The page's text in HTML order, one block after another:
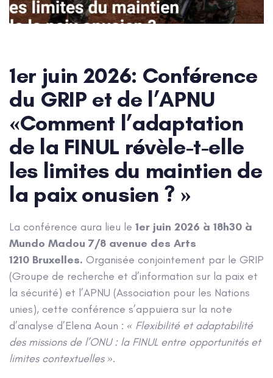
1er juin 2026: Conférence
du GRIP et de l’APNU
«Comment l’adaptation
de la FINUL révèle-t-elle
les limites du maintien de
la paix onusien ? »
La conférence aura lieu le 1er juin 2026 à 18h30 à
Mundo Madou 7/8 avenue des Arts
1210 Bruxelles. Organisée conjointement par le GRIP
(Groupe de recherche et d’information sur la paix et
la sécurité) et l’APNU (Association pour les Nations
unies), cette conférence s’appuiera sur la note
d’analyse d’Elena Aoun : « Flexibilité et adaptabilité
des missions de l’ONU : la FINUL entre opportunités et
limites contextuelles ».